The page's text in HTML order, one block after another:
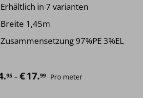
Erhältlich in 7 varianten
Breite 1,45m
Zusammensetzung 97%PE 3%EL
95 – €17.99 Preisspanne: €14.95 bis €17.99
Pro meter